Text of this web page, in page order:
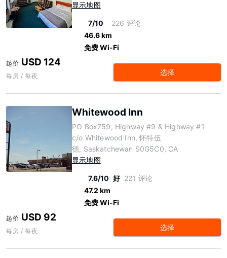
显示地图
7/10
226 评论
46.6 km
免费 Wi-Fi
起价 USD 124
每房 / 每夜 选择
Whitewood Inn
PO Box759, Highway #9 & Highway #1
c/o Whitewood Inn, 怀特伍
德, Saskatchewan S0G5C0, CA
显示地图
7.6/10 好 221 评论
47.2 km
免费 Wi-Fi
起价 USD 92
每房 / 每夜 选择